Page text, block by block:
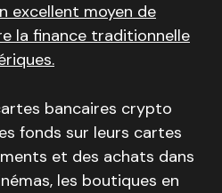
excellent moyen de
la finance traditionnelle
bancaires crypto
fonds sur leurs cartes
et des achats dans
les boutiques en